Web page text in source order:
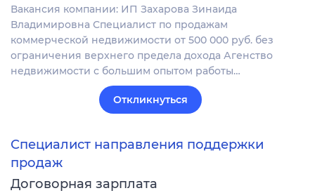
Вакансия компании: ИП Захарова Зинаида
Владимировна Специалист по продажам
коммерческой недвижимости от 500 000 руб. без
ограничения верхнего предела дохода Агенство
недвижимости с большим опытом работы…
Откликнуться
Специалист направления поддержки
продаж
Договорная зарплата